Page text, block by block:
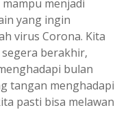
menjadi
yang ingin
virus Corona. Kita
berakhir,
bulan
tangan menghadapi
pasti bisa melawan